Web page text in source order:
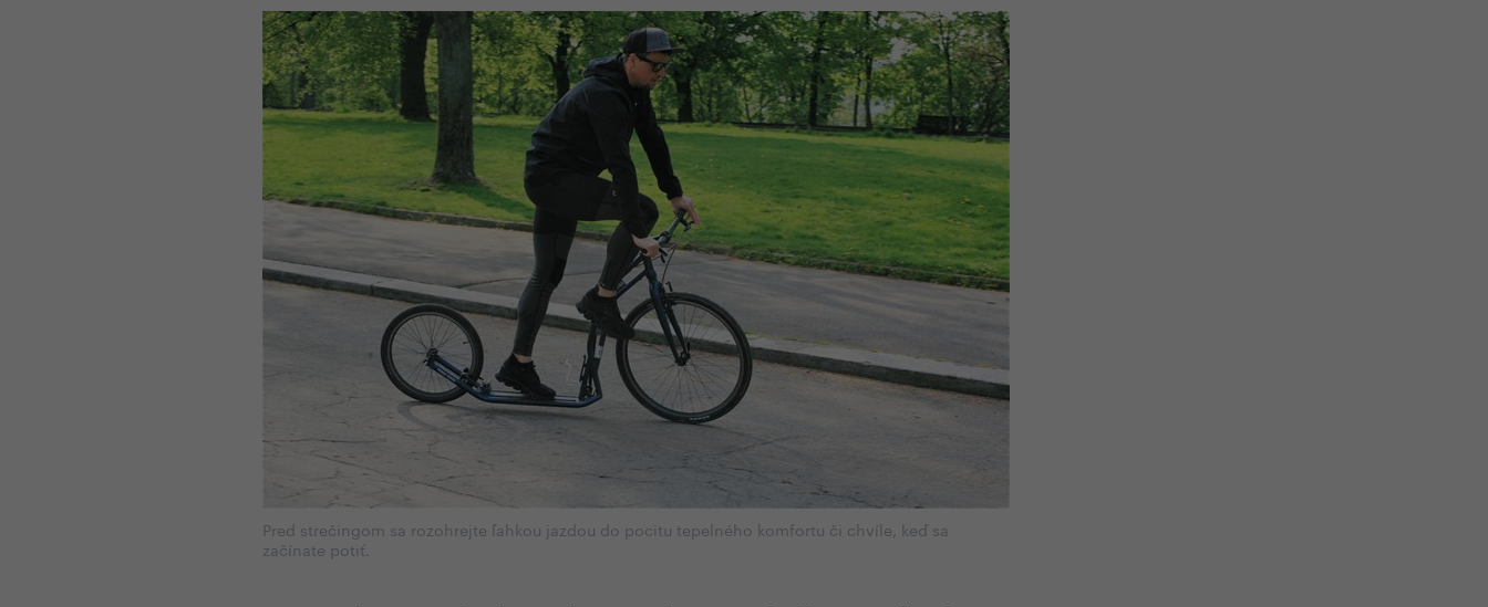
Pred strečingom sa rozohrejte ľahkou jazdou do pocitu tepelného komfortu či chvíle, keď sa
začínate potiť.